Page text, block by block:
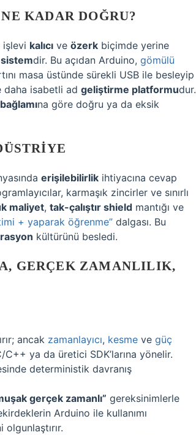
KADAR DOĞRU?
işlevi kalıcı ve özerk biçimde yerine
dir. Bu açıdan Arduino, gömülü
masa üstünde sürekli USB ile besleyip
daha isabetli ad geliştirme platformudur.
na göre doğru ya da eksik
erişilebilirlik ihtiyacına cevap
karmaşık zincirler ve sınırlı
maliyet, tak-çalıştır shield mantığı ve
+ yaparak öğrenme” dalgası. Bu
kültürünü besledi.
GERÇEK ZAMANLILIK,
ancak zamanlayıcı, kesme ve güç
ya da üretici SDK’larına yönelir.
deterministik davranış
gerçek zamanlı” gereksinimlerle
Arduino ile kullanımı